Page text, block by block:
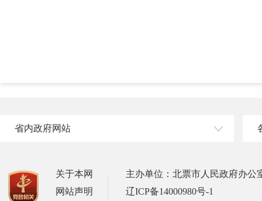
省内政府网站
关于本网
网站声明
主办单位：北票市人民政府办公
辽ICP备14000980号-1